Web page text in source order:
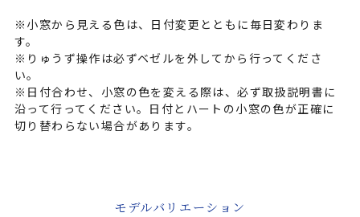
※小窓から見える色は、日付変更とともに毎日変わりま
す。
※りゅうず操作は必ずベゼルを外してから行ってくださ
い。
※日付合わせ、小窓の色を変える際は、必ず取扱説明書に
沿って行ってください。日付とハートの小窓の色が正確に
切り替わらない場合があります。
モデルバリエーション